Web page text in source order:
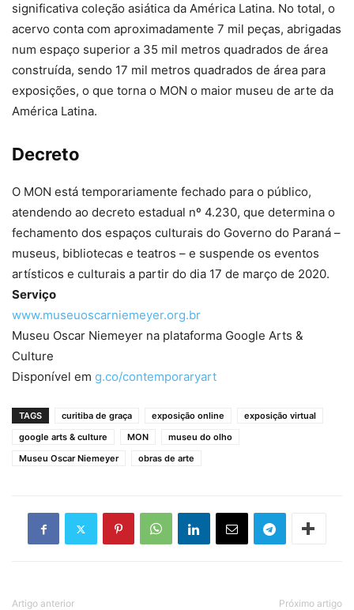
significativa coleção asiática da América Latina. No total, o
acervo conta com aproximadamente 7 mil peças, abrigadas
num espaço superior a 35 mil metros quadrados de área
construída, sendo 17 mil metros quadrados de área para
exposições, o que torna o MON o maior museu de arte da
América Latina.
Decreto
O MON está temporariamente fechado para o público,
atendendo ao decreto estadual nº 4.230, que determina o
fechamento dos espaços culturais do Governo do Paraná –
museus, bibliotecas e teatros – e suspende os eventos
artísticos e culturais a partir do dia 17 de março de 2020.
Serviço
www.museuoscarniemeyer.org.br
Museu Oscar Niemeyer na plataforma Google Arts &
Culture
Disponível em g.co/contemporaryart
TAGS curitiba de graça exposição online
exposição virtual
google arts & culture
MON
museu do olho
Museu Oscar Niemeyer
obras de arte
Artigo anterior Próximo artigo